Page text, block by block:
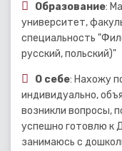
Образование:
университет,
специальность
русский, польский)"
О себе: Нахожу
индивидуально,
возникли вопросы,
успешно готовлю к
занимаюсь с